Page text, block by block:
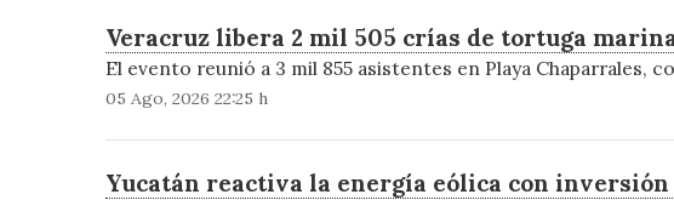
Veracruz libera 2 mil 505 crías de tortuga
El evento reunió a 3 mil 855 asistentes en Playa Chaparrales,
05 Ago, 2026 22:25 h
Yucatán reactiva la energía eólica con